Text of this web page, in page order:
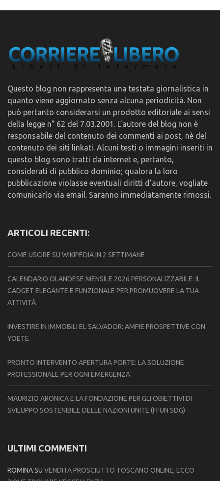
Questo blog non rappresenta una testata giornalistica in
quanto viene aggiornato senza alcuna periodicità. Non
può pertanto considerarsi un prodotto editoriale ai sensi
della legge n° 62 del 7.03.2001. L’autore del blog non è
responsabile del contenuto dei commenti ai post, nè del
contenuto dei siti linkati. Alcuni testi o immagini inseriti in
questo blog sono tratti da internet e, pertanto,
considerati di pubblico dominio; qualora la loro
pubblicazione violasse eventuali diritti d’autore, vogliate
comunicarlo via email. Saranno immediatamente rimossi.
ARTICOLI RECENTI:
COME USCIRE SU WIKIPEDIA IN 2 SETTIMANE
CALENDARIO OLANDESE MENSILE 2026 PERSONALIZZABILE: IL
GADGET ELEGANTE E FUNZIONALE PER PROMUOVERE LA TUA
ATTIVITÀ
INVESTIRE IN IMMOBILI EL SALVADOR: AMPIE PROSPETTIVE CON
YOETE
PRONTO INTERVENTO APERTURA PORTE: LA SOLUZIONE
PROFESSIONALE PER OGNI EMERGENZA
MAURIZIO ARONICA E LA FONDAZIONE PER GLI OBIETTIVI DI
SVILUPPO SOSTENIBILE DELLE NAZIONI UNITE (FFUN SDG)
ULTIMI COMMENTI
ROMINASU VENDITA PROSCIUTTO TOSCANO ONLINE, ECCO